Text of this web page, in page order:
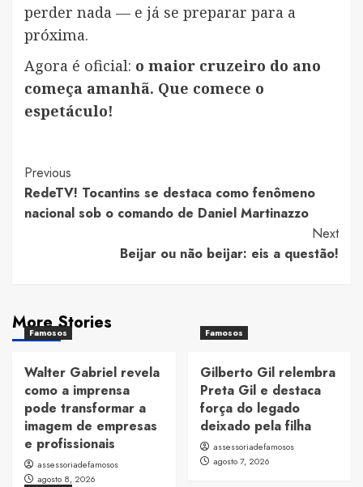
perder nada — e já se preparar para a
próxima.
Agora é oficial: o maior cruzeiro do ano
começa amanhã. Que comece o
espetáculo!
Post
Navigation
Previous
RedeTV! Tocantins se destaca como fenômeno
nacional sob o comando de Daniel Martinazzo
Next
Beijar ou não beijar: eis a questão!
More Stories
Famosos
Walter Gabriel revela
como a imprensa
pode transformar a
imagem de empresas
e profissionais
assessoriadefamosos
agosto 8, 2026
Famosos
Gilberto Gil relembra
Preta Gil e destaca
força do legado
deixado pela filha
assessoriadefamosos
agosto 7, 2026